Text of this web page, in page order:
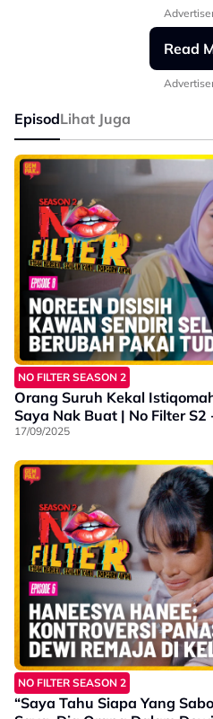
#GempakOriginalSeries
Read
EpisodLihat Juga
NO FILTER SEASON 2
Orang Suruh Kekal
Saya Nak Buat | No Filter S2
17/09/2025
NO FILTER SEASON 2
“Saya Tahu Siapa Yang